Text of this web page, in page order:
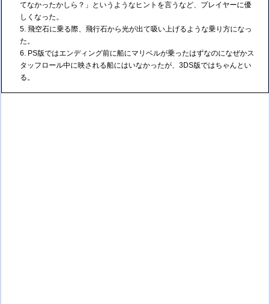
てなかったかしら？」というようなヒントを言うなど、プレイヤーに優
しくなった。
飛空石に乗る際、飛行石から光が出て吸い上げるような乗り方になっ
た。
PS版ではエンディング前に船にマリベルが乗ったはずなのになぜかス
タッフロール中に映される船にはいなかったが、3DS版ではちゃんとい
る。